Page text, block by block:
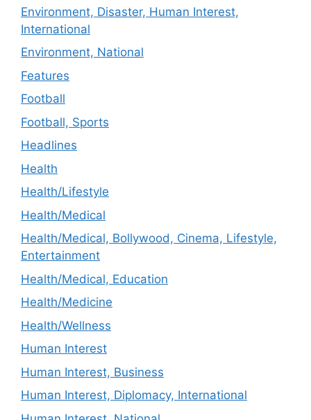
Environment, Disaster, Human Interest,
International
Environment, National
Features
Football
Football, Sports
Headlines
Health
Health/Lifestyle
Health/Medical
Health/Medical, Bollywood, Cinema, Lifestyle,
Entertainment
Health/Medical, Education
Health/Medicine
Health/Wellness
Human Interest
Human Interest, Business
Human Interest, Diplomacy, International